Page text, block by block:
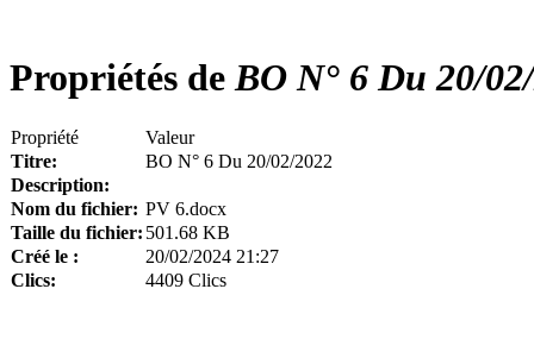
Propriétés deBO N° 6 Du 20/
Propriété
Valeur
Titre:
BO N° 6 Du 20/02/2022
Description:
Nom du fichier: PV 6.docx
Taille du fichier: 501.68 KB
Créé le :
20/02/2024 21:27
Clics:
4409 Clics